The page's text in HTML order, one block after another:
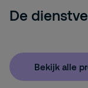
De
Bekijk alle